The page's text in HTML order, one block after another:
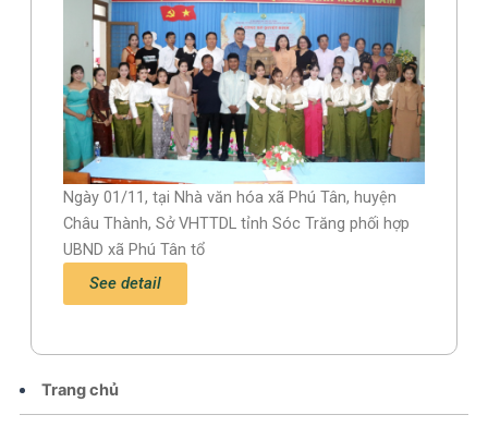
Trang chủ
Ngày 01/11, tại Nhà văn hóa xã Phú Tân, huyện
Châu Thành, Sở VHTTDL tỉnh Sóc Trăng phối hợp
UBND xã Phú Tân tổ
See detail